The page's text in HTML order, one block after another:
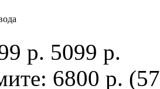
р. 5099 р.
6800 р.